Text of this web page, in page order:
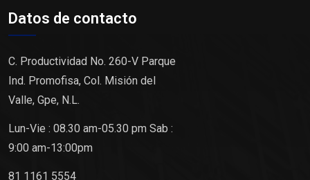
Datos de contacto
C. Productividad No. 260-V Parque
Ind. Promofisa, Col. Misión del
Valle, Gpe, N.L.
Lun-Vie : 08.30 am-05.30 pm Sab :
9:00 am-13:00pm
81 1161 5554